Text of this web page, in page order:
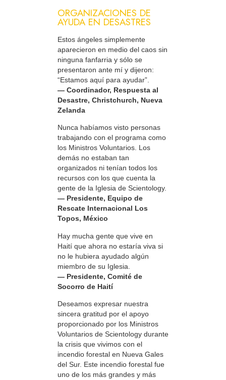
ORGANIZACIONES DE
AYUDA EN DESASTRES
Estos ángeles simplemente
aparecieron en medio del caos sin
ninguna fanfarria y sólo se
presentaron ante mí y dijeron:
“Estamos aquí para ayudar”.
— Coordinador, Respuesta al
Desastre, Christchurch, Nueva
Zelanda
Nunca habíamos visto personas
trabajando con el programa como
los Ministros Voluntarios. Los
demás no estaban tan
organizados ni tenían todos los
recursos con los que cuenta la
gente de la Iglesia de Scientology.
— Presidente, Equipo de
Rescate Internacional Los
Topos, México
Hay mucha gente que vive en
Haití que ahora no estaría viva si
no le hubiera ayudado algún
miembro de su Iglesia.
— Presidente, Comité de
Socorro de Haití
Deseamos expresar nuestra
sincera gratitud por el apoyo
proporcionado por los Ministros
Voluntarios de Scientology durante
la crisis que vivimos con el
incendio forestal en Nueva Gales
del Sur. Este incendio forestal fue
uno de los más grandes y más